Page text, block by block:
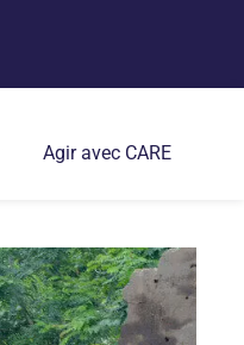
Agir avec CARE